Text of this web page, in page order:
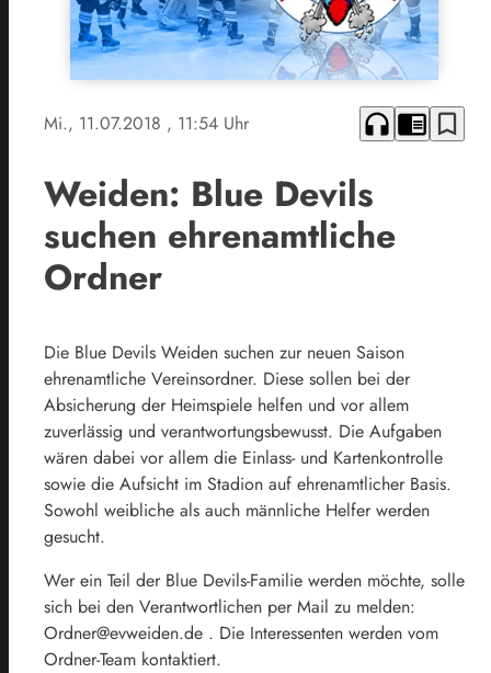
Mi., 11.07.2018 , 11:54 Uhr headphones chrome_reader_mode bookmark_border
Weiden: Blue Devils
suchen ehrenamtliche
Ordner
Die Blue Devils Weiden suchen zur neuen Saison
ehrenamtliche Vereinsordner. Diese sollen bei der
Absicherung der Heimspiele helfen und vor allem
zuverlässig und verantwortungsbewusst. Die Aufgaben
wären dabei vor allem die Einlass- und Kartenkontrolle
sowie die Aufsicht im Stadion auf ehrenamtlicher Basis.
Sowohl weibliche als auch männliche Helfer werden
gesucht.
Wer ein Teil der Blue Devils-Familie werden möchte, solle
sich bei den Verantwortlichen per Mail zu melden:
Ordner@evweiden.de . Die Interessenten werden vom
Ordner-Team kontaktiert.